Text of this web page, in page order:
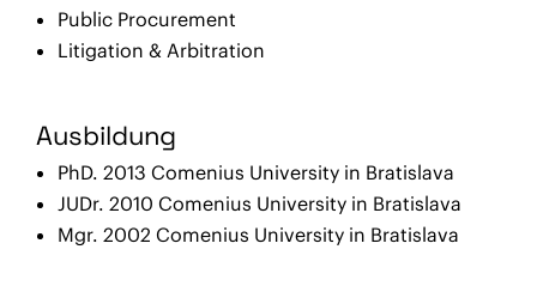
Public Procurement
Litigation & Arbitration
Ausbildung
PhD. 2013 Comenius University in Bratislava
JUDr. 2010 Comenius University in Bratislava
Mgr. 2002 Comenius University in Bratislava